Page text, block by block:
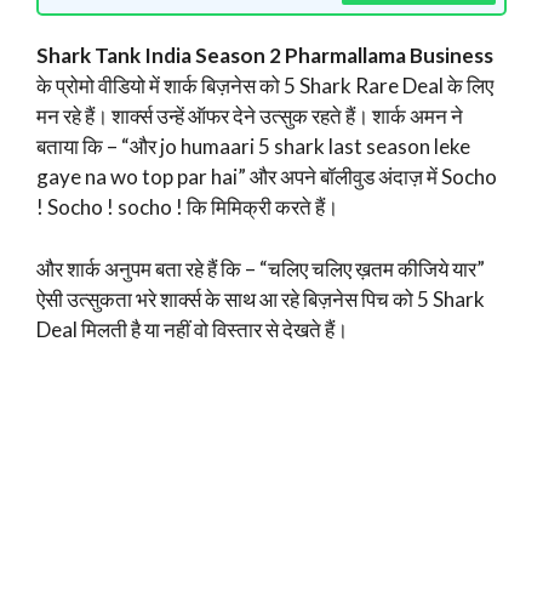
Shark Tank India Season 2 Pharmallama Business
के प्रोमो वीडियो में शार्क बिज़नेस को 5 Shark Rare Deal के लिए
मन रहे हैं। शार्क्स उन्हें ऑफर देने उत्सुक रहते हैं। शार्क अमन ने
बताया कि – “और jo humaari 5 shark last season leke
gaye na wo top par hai” और अपने बॉलीवुड अंदाज़ में Socho
! Socho ! socho ! कि मिमिक्री करते हैं।
और शार्क अनुपम बता रहे हैं कि – “चलिए चलिए ख़तम कीजिये यार”
ऐसी उत्सुकता भरे शार्क्स के साथ आ रहे बिज़नेस पिच को 5 Shark
Deal मिलती है या नहीं वो विस्तार से देखते हैं।